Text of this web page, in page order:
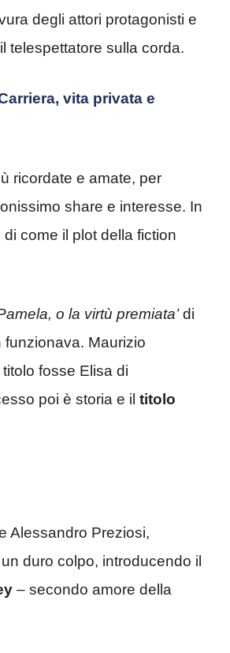
degli attori protagonisti e
telespettatore sulla corda.
vita privata e
ricordate e amate, per
share e interesse. In
come il plot della fiction
o la virtù premiata’di
Maurizio
fosse Elisa di
poi è storia e il titolo
Alessandro Preziosi,
duro colpo, introducendo il
– secondo amore della